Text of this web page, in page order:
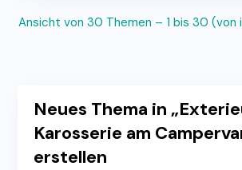
Ansicht von 30 Themen – 1 bis 30 (von
Neues Thema in
Karosserie am
erstellen